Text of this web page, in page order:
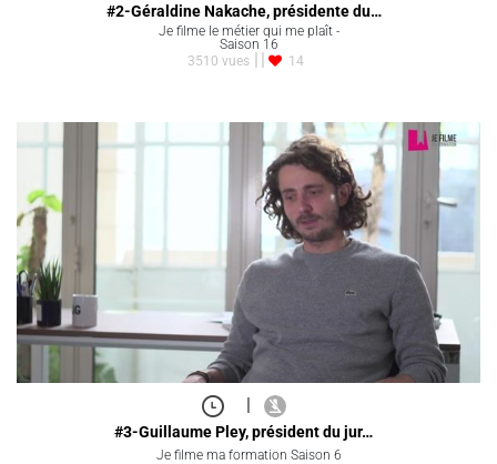
#2-Géraldine Nakache, présidente du…
Je filme le métier qui me plaît -
Saison 16
3510 vues
14
#3-Guillaume Pley, président du jur…
Je filme ma formation Saison 6